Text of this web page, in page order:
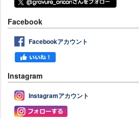
Facebook
Facebookアカウント
Instagram
Instagramアカウント